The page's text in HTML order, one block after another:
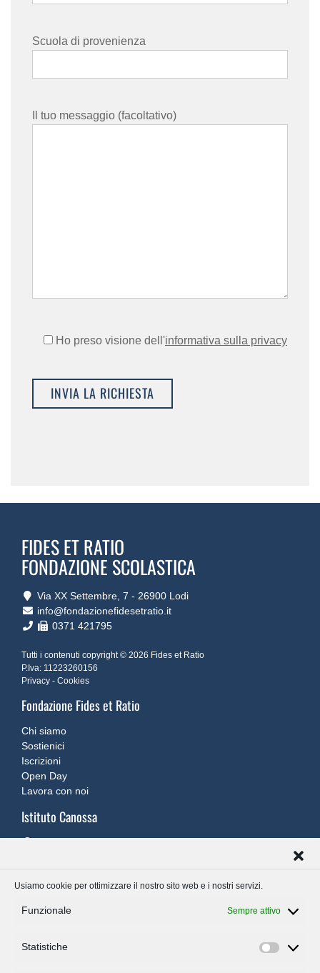
Usiamo cookie per ottimizzare il nostro sito web e i nostri servizi.
Funzionale Sempre attivo
Statistiche
Scuola di provenienza
Il tuo messaggio (facoltativo)
Ho preso visione dell'informativa sulla privacy
FIDES ET RATIO
FONDAZIONE SCOLASTICA
Via XX Settembre, 7 ‐ 26900 Lodi
info@fondazionefidesetratio.it
0371 421795
Tutti i contenuti copyright © 2026 Fides et Ratio
P.Iva: 11223260156
Privacy - Cookies
Fondazione Fides et Ratio
Chi siamo
Sostienici
Iscrizioni
Open Day
Lavora con noi
Istituto Canossa
Via Macello, 26 – 26013 Crema